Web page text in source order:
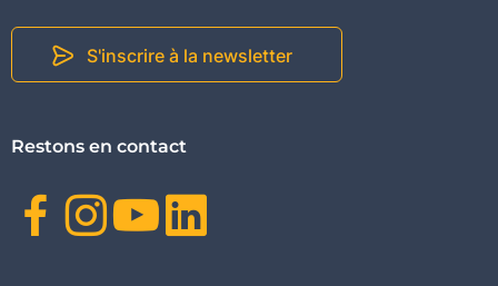
S'inscrire à la newsletter
Restons en contact
Facebook
Instagram
Youtube